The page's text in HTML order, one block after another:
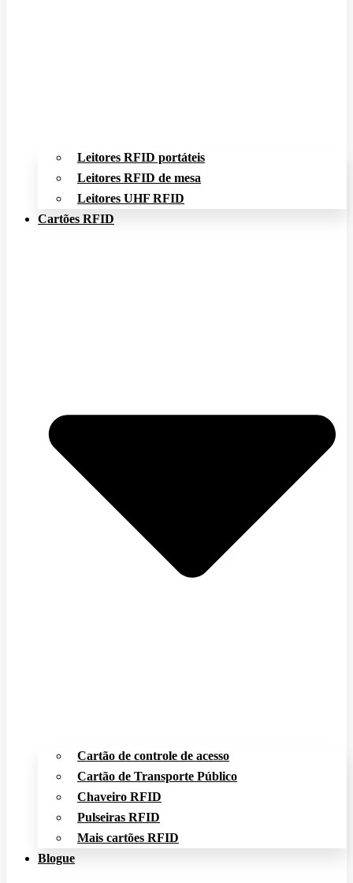
Leitores RFID portáteis
Leitores RFID de mesa
Leitores UHF RFID
Cartões RFID
Cartão de controle de acesso
Cartão de Transporte Público
Chaveiro RFID
Pulseiras RFID
Mais cartões RFID
Blogue